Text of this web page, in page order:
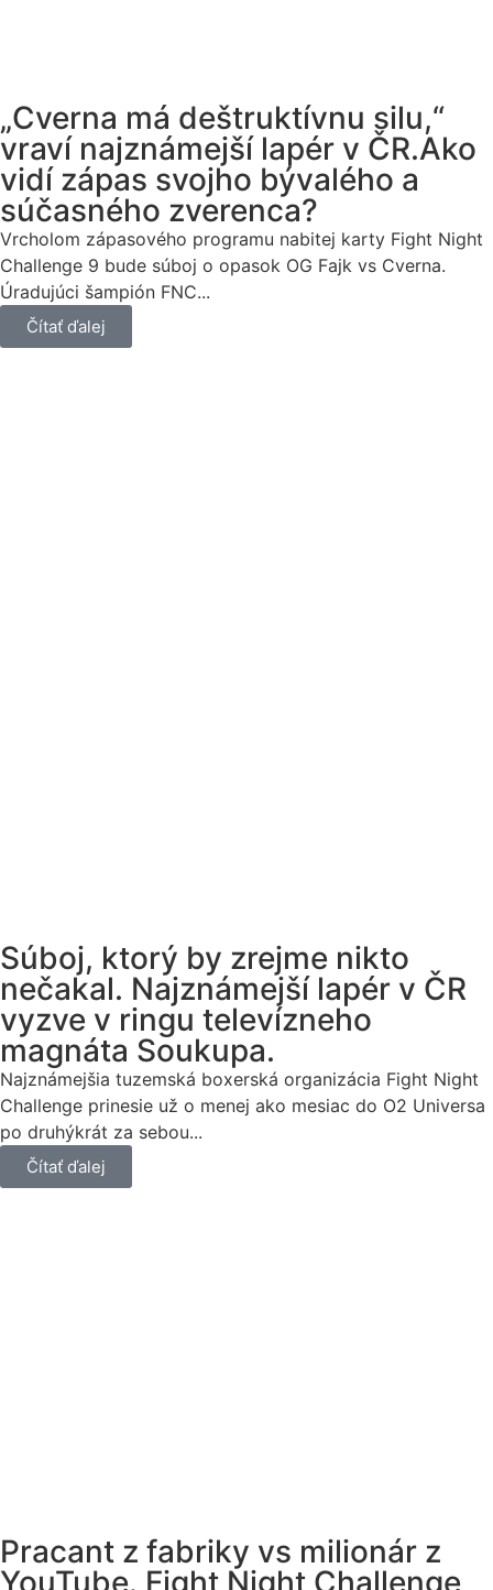
„Cverna má deštruktívnu silu,“
vraví najznámejší lapér v ČR.Ako
vidí zápas svojho bývalého a
súčasného zverenca?
Vrcholom zápasového programu nabitej karty Fight Night
Challenge 9 bude súboj o opasok OG Fajk vs Cverna.
Úradujúci šampión FNC...
Čítať ďalej
Súboj, ktorý by zrejme nikto
nečakal. Najznámejší lapér v ČR
vyzve v ringu televízneho
magnáta Soukupa.
Najznámejšia tuzemská boxerská organizácia Fight Night
Challenge prinesie už o menej ako mesiac do O2 Universa
po druhýkrát za sebou...
Čítať ďalej
Pracant z fabriky vs milionár z
YouTube. Fight Night Challenge